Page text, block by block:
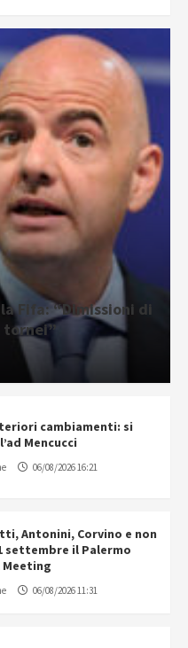
Fifa: “Dimissioni di
tornei”
cambiamenti: si
Mencucci
06/08/2026 16:21
Antonini, Corvino e non
settembre il Palermo
06/08/2026 11:31